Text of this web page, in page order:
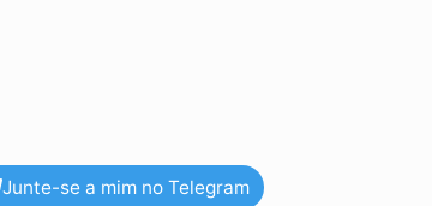
Junte-se a mim no Telegram